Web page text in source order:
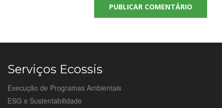
Serviços Ecossis
Execução de Programas Ambientais
ESG e Sustentabilidade